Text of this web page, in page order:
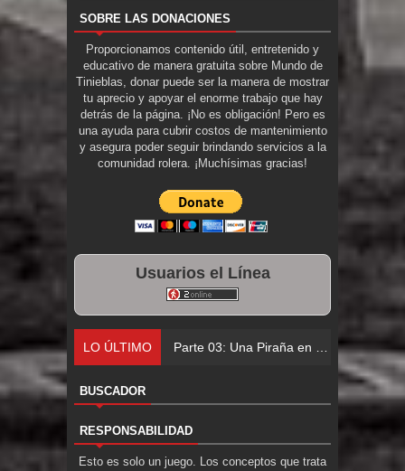
SOBRE LAS DONACIONES
Proporcionamos contenido útil, entretenido y
educativo de manera gratuita sobre Mundo de
Tinieblas, donar puede ser la manera de mostrar
tu aprecio y apoyar el enorme trabajo que hay
detrás de la página. ¡No es obligación! Pero es
una ayuda para cubrir costos de mantenimiento
y asegura poder seguir brindando servicios a la
comunidad rolera. ¡Muchísimas gracias!
Usuarios el Línea
LO ÚLTIMO Parte 02: Los Muertos Gobie
BUSCADOR
RESPONSABILIDAD
Esto es solo un juego. Los conceptos que trata